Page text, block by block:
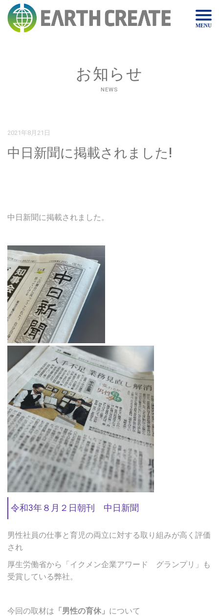
MENU
お知らせ
NEWS
中日新聞に掲載されました!
2021年8月21日
中日新聞に掲載されました。
令和3年８月２日朝刊 中日新聞
男性社員の仕事と育児の両立に対する取り組みが高く評価
され
厚生労働省から「イクメン企業アワード グランプリ」も
受賞している弊社。
今回の取材は 「男性の育休」 について